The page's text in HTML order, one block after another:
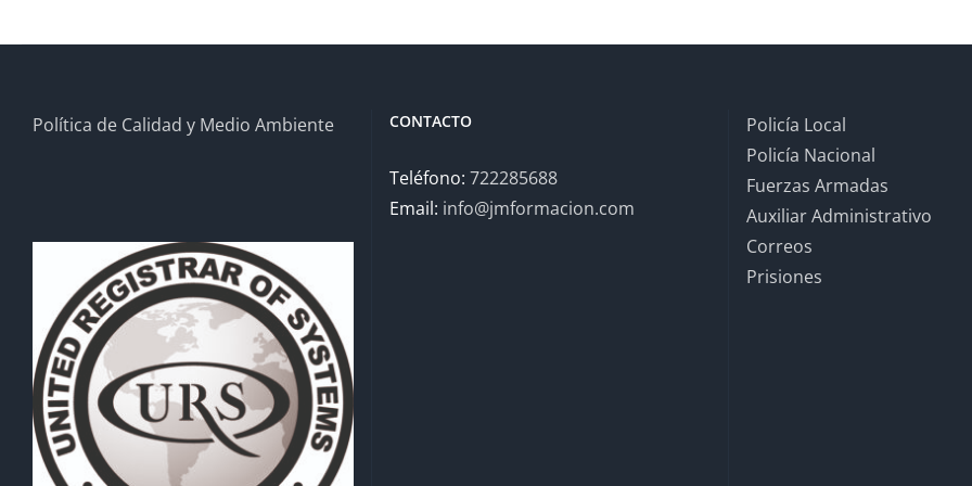
Política de Calidad y Medio Ambiente CONTACTO
Teléfono: 722285688
Email: info@jmformacion.com
Policía Local
Policía Nacional
Fuerzas Armadas
Auxiliar Administrativo
Correos
Prisiones